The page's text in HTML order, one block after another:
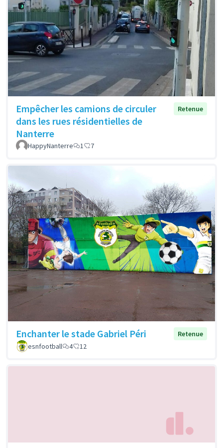
Empêcher les camions de circuler
dans les rues résidentielles de
Nanterre
Retenue
HappyNanterre 1 7
Enchanter le stade Gabriel Péri
Retenue
esnfootball
4 12